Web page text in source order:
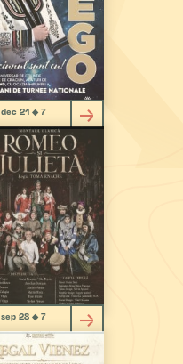
dec 21 ◆ 7
sep 28 ◆ 7